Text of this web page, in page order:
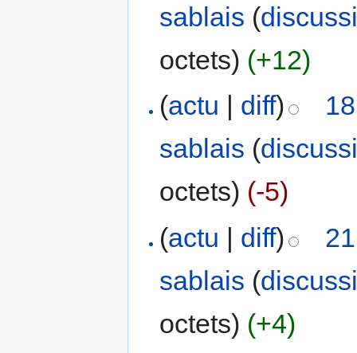
sablais (
octets) (+12)
(actu | diff)
sablais (
octets) (-5)
(actu | diff)
sablais (
octets) (+4)